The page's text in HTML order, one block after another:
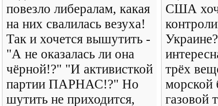
повезло либералам, какая
на них свалилась везуха!
Так и хочется вышутить -
"А не оказалась ли она
чёрной!?" "И активисткой
партии ПАРНАС!?" Но
шутить не приходится,
США
трёх
морской
газовой